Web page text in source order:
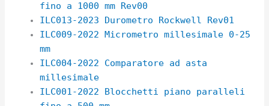
fino a 1000 mm Rev00
ILC013-2023 Durometro Rockwell Rev01
ILC009-2022 Micrometro millesimale 0-25
mm
ILC004-2022 Comparatore ad asta
millesimale
ILC001-2022 Blocchetti piano paralleli